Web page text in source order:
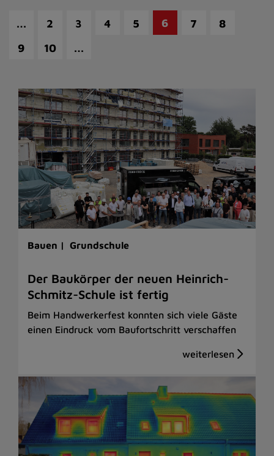
… 2 3 4 5 6 7
8
9
10 …
Bauen | Grundschule
Der Baukörper der neuen Heinrich-
Schmitz-Schule ist fertig
Beim Handwerkerfest konnten sich viele Gäste
einen Eindruck vom Baufortschritt verschaffen